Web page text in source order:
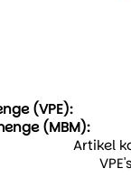
(VPE):
(MBM):
Artikel